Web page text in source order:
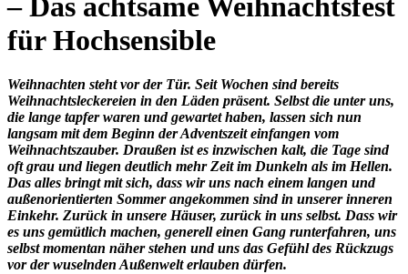
für Hochsensible
Weihnachten steht vor der Tür. Seit Wochen sind bereits
Weihnachtsleckereien in den Läden präsent. Selbst die unter uns,
die lange tapfer waren und gewartet haben, lassen sich nun
langsam mit dem Beginn der Adventszeit einfangen vom
Weihnachtszauber. Draußen ist es inzwischen kalt, die Tage sind
oft grau und liegen deutlich mehr Zeit im Dunkeln als im Hellen.
Das alles bringt mit sich, dass wir uns nach einem langen und
außenorientierten Sommer angekommen sind in unserer inneren
Einkehr. Zurück in unsere Häuser, zurück in uns selbst. Dass wir
es uns gemütlich machen, generell einen Gang runterfahren, uns
selbst momentan näher stehen und uns das Gefühl des Rückzugs
vor der wuselnden Außenwelt erlauben dürfen.